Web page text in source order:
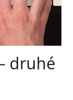
druhé